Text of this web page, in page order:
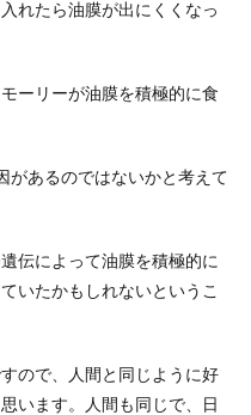
れたら油膜が出にくくなっ
ーリーが油膜を積極的に食
があるのではないかと考えて
伝によって油膜を積極的に
いたかもしれないというこ
ので、人間と同じように好
います。人間も同じで、日